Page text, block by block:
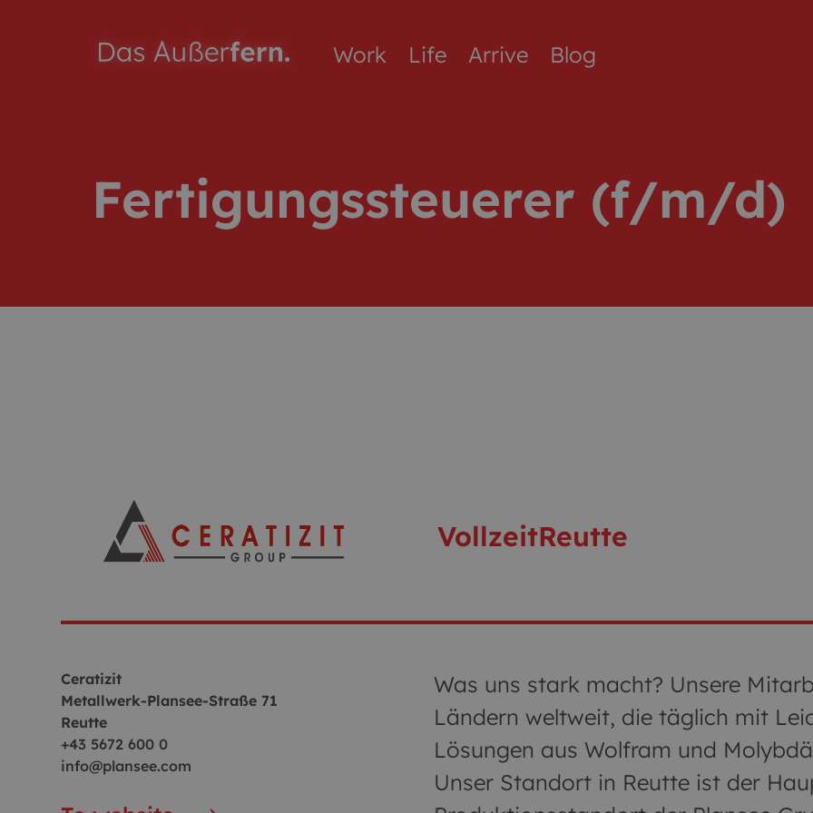
Work Life Arrive Blog
Fertigungssteuerer (f/m/d)
VollzeitReutte
Ceratizit
Metallwerk-Plansee-Straße 71
Reutte
+43 5672 600 0
info@plansee.com
Was uns stark macht? Unsere
Ländern weltweit, die täglich mit
Lösungen aus Wolfram und
Unser Standort in Reutte ist der